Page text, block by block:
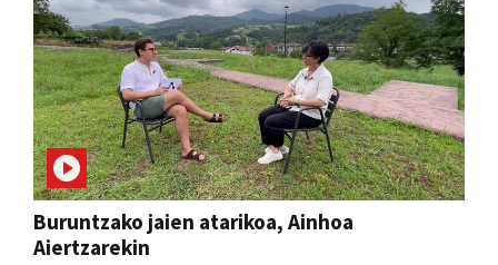
Buruntzako jaien atarikoa, Ainhoa
Aiertzarekin